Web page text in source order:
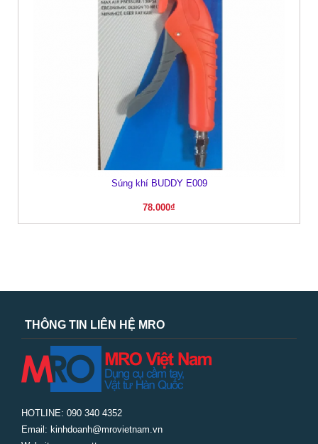
Súng khí BUDDY E009
78.000₫
THÔNG TIN LIÊN HỆ MRO
HOTLINE: 090 340 4352
Email: kinhdoanh@mrovietnam.vn